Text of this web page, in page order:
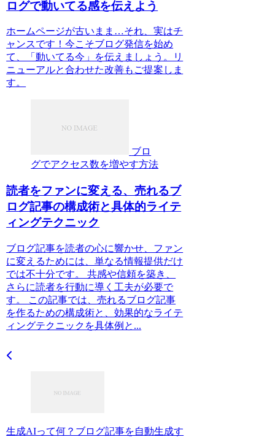
ログで動いてる感を伝えよう
ホームページが古いまま…それ、実はチ
ャンスです！今こそブログ発信を始め
て、「動いてる今」を伝えましょう。リ
ニューアルと合わせた改善もご提案しま
す。
ブロ
グでアクセス数を増やす方法
読者をファンに変える、売れるブ
ログ記事の構成術と具体的ライテ
ィングテクニック
ブログ記事を読者の心に響かせ、ファン
に変えるためには、単なる情報提供だけ
では不十分です。 共感や信頼を築き、
さらに読者を行動に導く工夫が必要で
す。 この記事では、売れるブログ記事
を作るための構成術と、効果的なライテ
ィングテクニックを具体例と...
生成AIって何？ブログ記事を自動生成す